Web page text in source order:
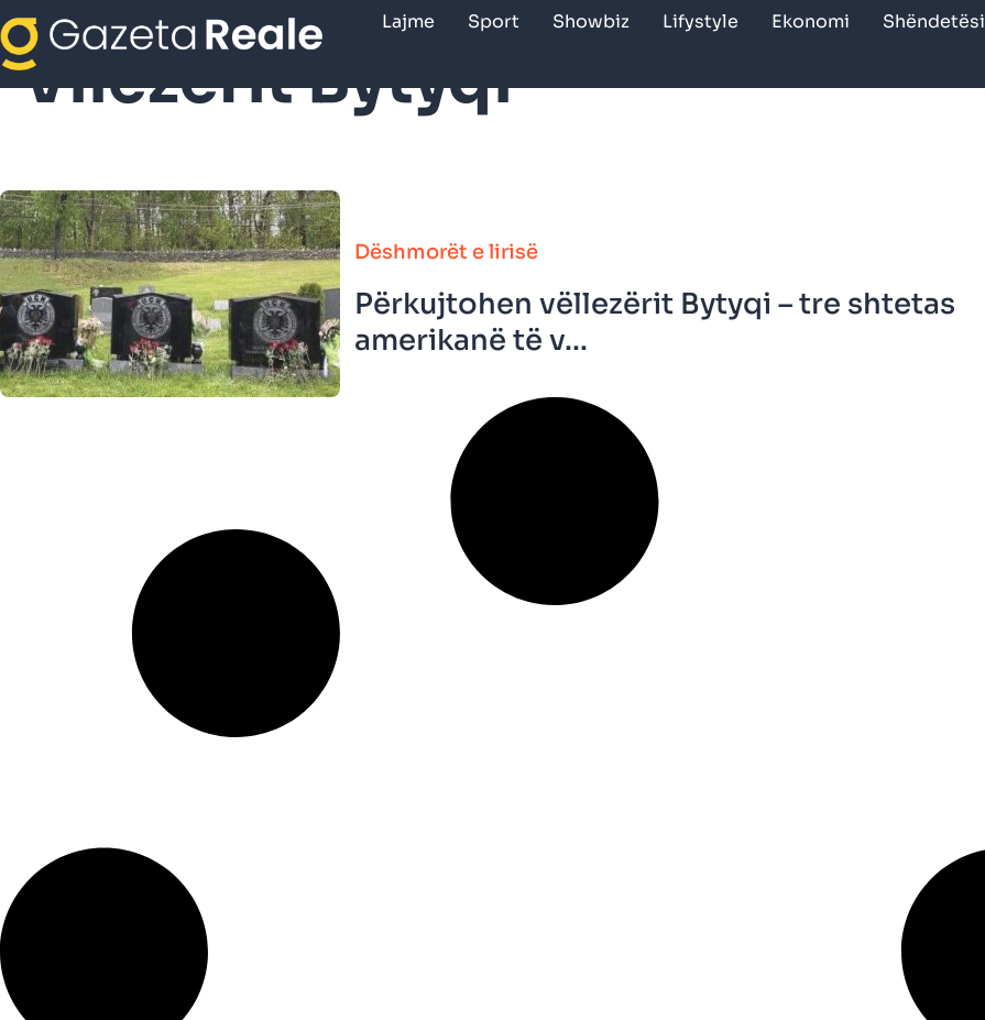
Lajme Sport Showbiz Lifystyle Ekonomi Shëndetësi
Vllezerit Bytyqi
Dëshmorët e lirisë
Përkujtohen vëllezërit Bytyqi – tre shtetas
amerikanë të v...